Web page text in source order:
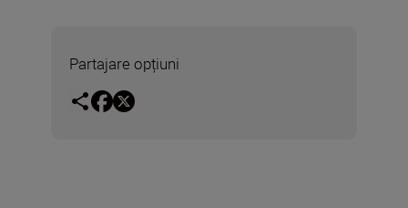
Partajare opțiuni